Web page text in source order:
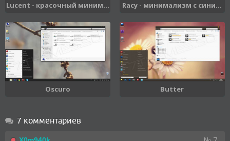
Lucent - красочный миним... Racy - минимализм с сини...
Oscuro Butter
7 комментариев